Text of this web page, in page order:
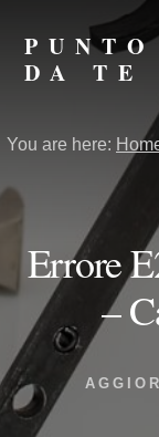
primary
sidebar
content
DA TE
da
You are here:
Errore
–